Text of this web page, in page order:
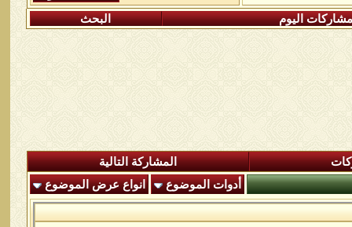
مشاركات اليوم البحث
المشاركة التالية
أدوات الموضوع
انواع عرض الموضوع